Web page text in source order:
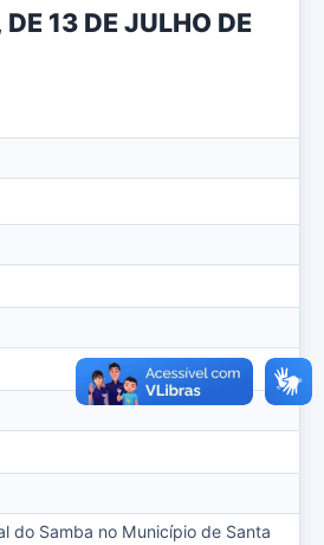
13 DE JULHO DE
do Samba no Município de Santa